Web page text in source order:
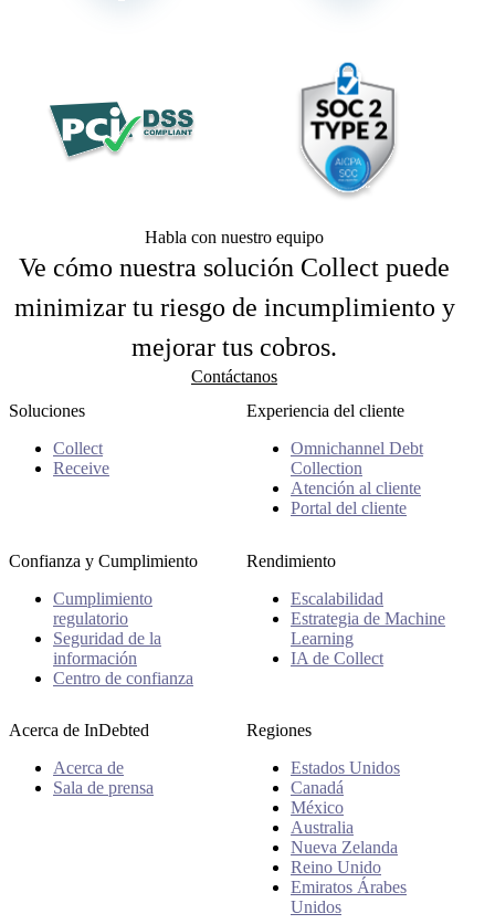
Habla con nuestro equipo
Ve cómo nuestra solución Collect puede
minimizar tu riesgo de incumplimiento y
mejorar tus cobros.
Contáctanos
Soluciones
Collect
Receive
Experiencia del cliente
Omnichannel Debt
Collection
Atención al cliente
Portal del cliente
Confianza y Cumplimiento
Cumplimiento
regulatorio
Seguridad de la
información
Centro de confianza
Rendimiento
Escalabilidad
Estrategia de Machine
Learning
IA de Collect
Acerca de InDebted
Acerca de
Sala de prensa
Regiones
Estados Unidos
Canadá
México
Australia
Nueva Zelanda
Reino Unido
Emiratos Árabes
Unidos